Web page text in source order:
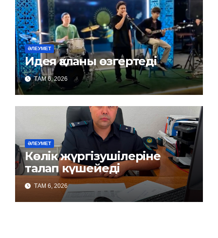
ӘЛЕУМЕТ
Идея қаланы өзгертеді
ТАМ 6, 2026
ӘЛЕУМЕТ
Көлік жүргізушілеріне
талап күшейеді
ТАМ 6, 2026